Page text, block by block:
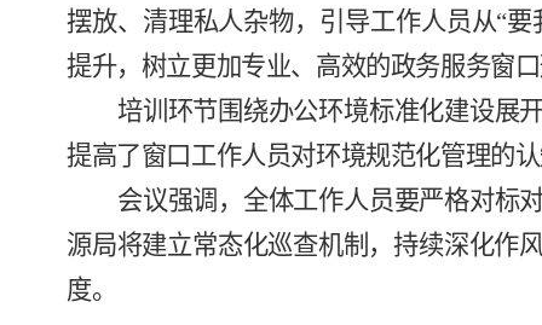
摆放、清理私人杂物，引导工作人员从“要
提升，树立更加专业、高效的政务服务窗口
培训环节围绕办公环境标准化建设展
提高了窗口工作人员对环境规范化管理的
会议强调，全体工作人员要严格对标
源局将建立常态化巡查机制，持续深化作
度。